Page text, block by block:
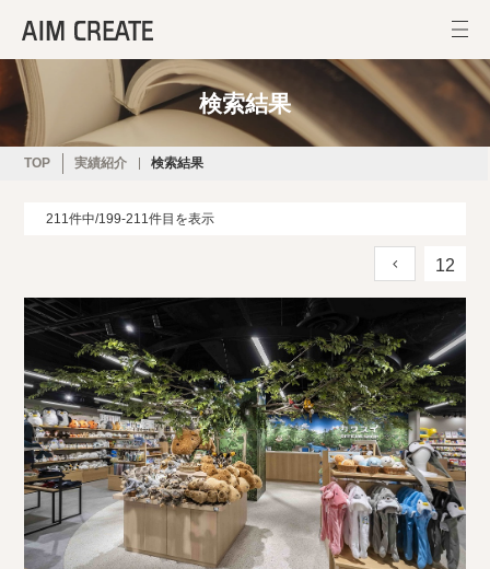
検索結果
TOP 実績紹介 検索結果
211件中/199-211件目を表示
12